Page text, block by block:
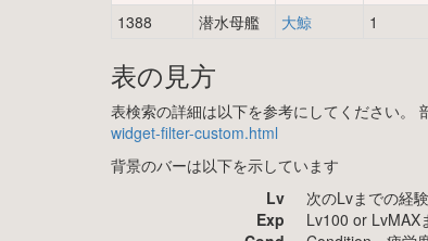
1388
潜水母艦 大鯨 1
表の見方
表検索の詳細は以下を参考にしてください。
widget-filter-custom.html
背景のバーは以下を示しています
Lv
次のLvまでの経
Exp
Lv100 or LvMAX